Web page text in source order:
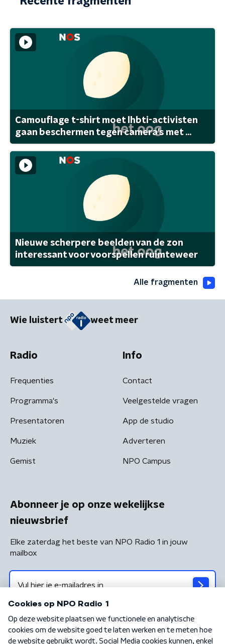
Camouflage t-shirt moet lhbti-activisten
gaan beschermen tegen camera's met ...
Nieuwe scherpere beelden van de zon
interessant voor voorspellen ruimteweer
Alle fragmenten
Wie luistert weet meer
Radio
Frequenties
Programma's
Presentatoren
Muziek
Gemist
Info
Contact
Veelgestelde vragen
App de studio
Adverteren
NPO Campus
Abonneer je op onze wekelijkse
nieuwsbrief
Elke zaterdag het beste van NPO Radio 1 in jouw
mailbox